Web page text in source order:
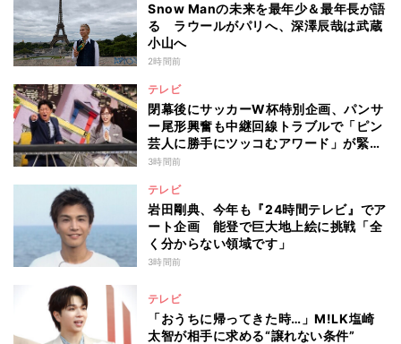
Snow Manの未来を最年少＆最年長が語
る ラウールがパリへ、深澤辰哉は武蔵
小山へ
2時間前
テレビ
閉幕後にサッカーW杯特別企画、パンサ
ー尾形興奮も中継回線トラブルで「ピン
芸人に勝手にツッコむアワード」が緊急
開幕『脱力タイムズ』
3時間前
テレビ
岩田剛典、今年も『24時間テレビ』でア
ート企画 能登で巨大地上絵に挑戦「全
く分からない領域です」
3時間前
テレビ
「おうちに帰ってきた時…」M!LK塩崎
太智が相手に求める“譲れない条件”